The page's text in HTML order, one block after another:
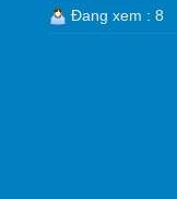
Đang xem : 8